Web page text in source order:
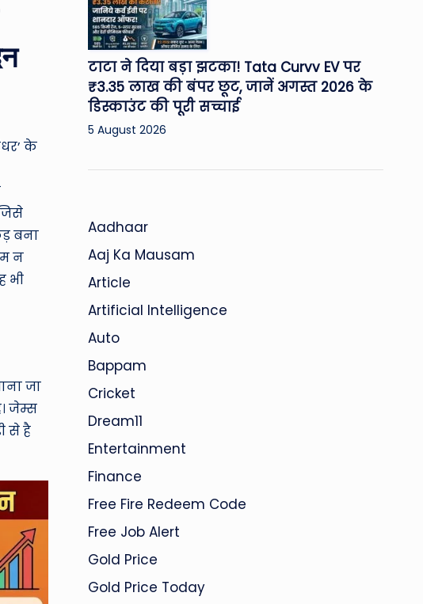
के
बना
न
भी
जा
जेम्स
से है
टाटा ने दिया बड़ा झटका! Tata Curvv EV पर
₹3.35 लाख की बंपर छूट, जानें अगस्त 2026 के
डिस्काउंट की पूरी सच्चाई
5 August 2026
Aadhaar
Aaj Ka Mausam
Article
Artificial Intelligence
Auto
Bappam
Cricket
Dream11
Entertainment
Finance
Free Fire Redeem Code
Free Job Alert
Gold Price
Gold Price Today